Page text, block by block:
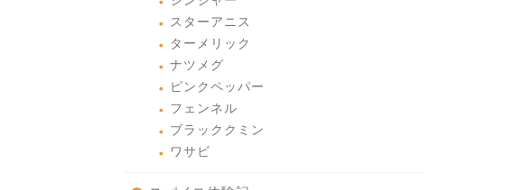
スターアニス
ターメリック
ナツメグ
ピンクペッパー
フェンネル
ブラッククミン
ワサビ